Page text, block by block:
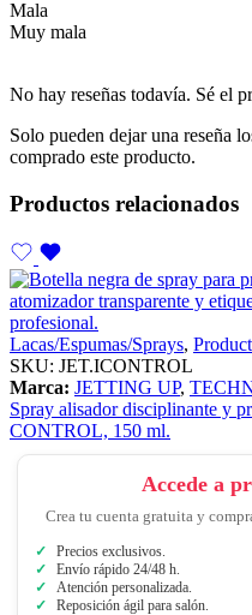
Mala
Muy mala
No hay reseñas todavía. Sé el
Solo pueden dejar una reseña
comprado este producto.
Productos relacionados
Lacas/Espumas/Sprays,
SKU: JET.ICONTROL
Marca: JETTING UP,
Spray alisador disciplinante y
CONTROL, 150 ml.
Accede a
Crea tu cuenta gratuita y
Precios exclusivos.
Envío rápido 24/48 h.
Atención personalizada.
Reposición ágil para salón.